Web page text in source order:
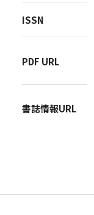
ISSN
PDF URL
書誌情報URL